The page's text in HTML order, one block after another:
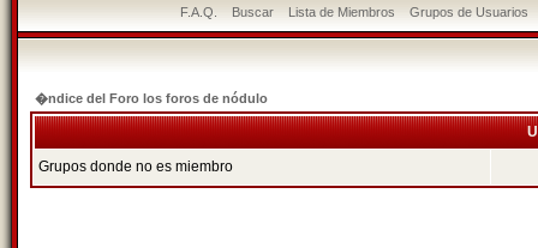
F.A.Q. Buscar Lista de Miembros Grupos de Usuarios
�ndice del Foro los foros de nódulo
Grupos donde no es miembro